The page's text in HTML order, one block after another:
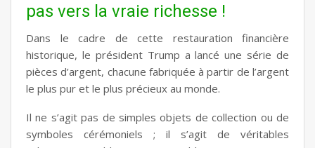
pas vers la vraie richesse !
Dans le cadre de cette restauration financière
historique, le président Trump a lancé une série de
pièces d’argent, chacune fabriquée à partir de l’argent
le plus pur et le plus précieux au monde.
Il ne s’agit pas de simples objets de collection ou de
symboles cérémoniels ; il s’agit de véritables